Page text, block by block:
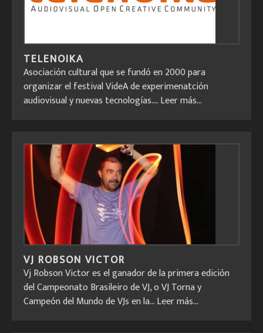
TELENOIKA
Asociación cultural que se fundó en 2000 para
organizar el festival VideA de experimenatción
audiovisual y nuevas tecnologías....Leer más...
VJ ROBSON VICTOR
Vj Robson Victor es el ganador de la primera edición
del Campeonato Brasileiro de VJ, o VJ Torna y
Campeón del Mundo de VJs en la...Leer más...